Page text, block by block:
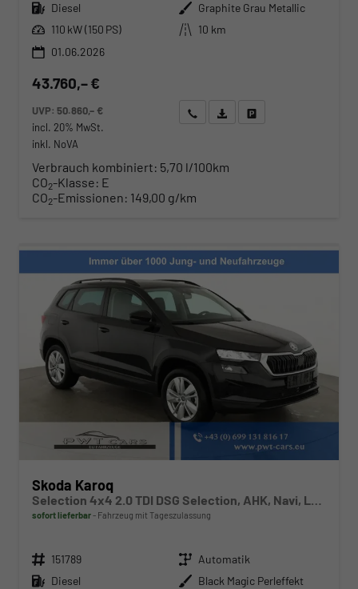
Kraftstoff Diesel Außenfarbe Graphite Grau Metallic
Leistung 110 kW (150 PS) Kilometerstand
10 km
01.06.2026
43.760,– €
UVP: 50.860,– €
incl. 20% MwSt.
inkl. NoVA
Wir rufen Sie anAngebot drucken (PDF)
Verbrauch kombiniert: 5,70 l/100km
CO2-Klasse: E
CO2-Emissionen: 149,00 g/km
Skoda Karoq
Selection 4x4 2.0 TDI DSG Selection, AHK, Navi, LED, Kamera, Winter, el. Klappe, 4 J.-Garantie
sofort lieferbar Fahrzeug mit Tageszulassung
Fahrzeugnr. 151789 Getriebe Automatik
Kraftstoff Diesel Außenfarbe Black Magic Perleffekt